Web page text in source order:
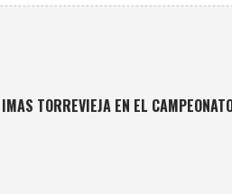
TORREVIEJA EN EL